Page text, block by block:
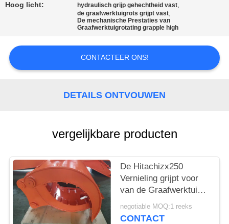
PRIVACY
POLICY
Hoog licht: hydraulisch grijp gehechtheid vast,
de graafwerktuigrots grijpt vast,
De mechanische Prestaties van
Graafwerktuigrotating grapple high
CONTACTEER ONS!
DETAILS ONTVOUWEN
vergelijkbare producten
De Hitachizx250
Vernieling grijpt voor
van de Graafwerktuig
Snel Hapering
Gezamenlijk 1070 Kg
negotiable MOQ:1 reeks
CONTACT